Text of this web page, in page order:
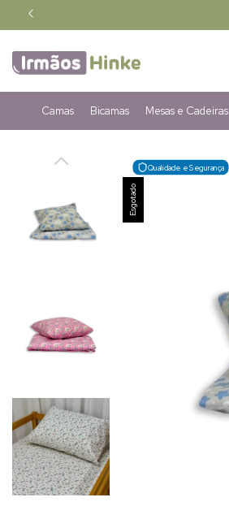
Camas Bicamas Mesas e Cadeiras
Esgotado
Qualidade e Segurança